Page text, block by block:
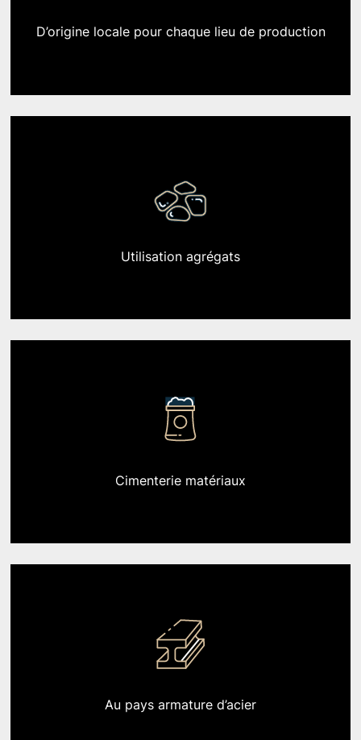
D’origine localepour chaque lieu de production
Utilisation agrégats
Cimenterie matériaux
Au pays armature d’acier